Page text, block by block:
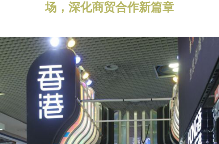
场，深化商贸合作新篇章